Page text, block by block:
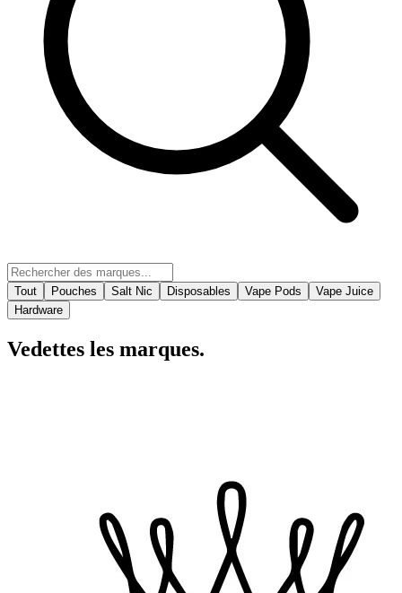
Tout Pouches Salt Nic Disposables Vape Pods
Vape Juice
Hardware
Vedettes les marques.